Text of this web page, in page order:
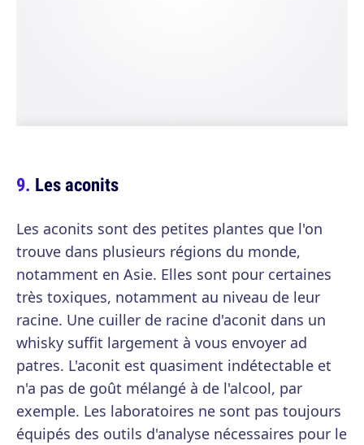
Les aconits
Les aconits sont des petites plantes que l'on
trouve dans plusieurs régions du monde,
notamment en Asie. Elles sont pour certaines
très toxiques, notamment au niveau de leur
racine. Une cuiller de racine d'aconit dans un
whisky suffit largement à vous envoyer ad
patres. L'aconit est quasiment indétectable et
n'a pas de goût mélangé à de l'alcool, par
exemple. Les laboratoires ne sont pas toujours
équipés des outils d'analyse nécessaires pour le